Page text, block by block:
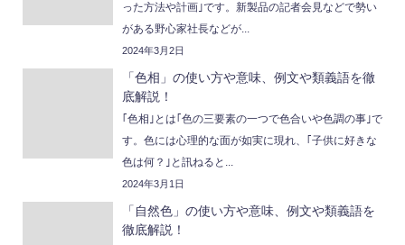
った方法や計画｣です。新製品の記者会見などで勢い
がある野心家社長などが...
2024年3月2日
「色相」の使い方や意味、例文や類義語を徹
底解説！
｢色相｣とは｢色の三要素の一つで色合いや色調の事｣で
す。色には心理的な面が如実に現れ、｢子供に好きな
色は何？｣と訊ねると...
2024年3月1日
「自然色」の使い方や意味、例文や類義語を
徹底解説！